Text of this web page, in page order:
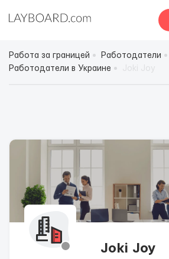
Работа за границей
Работодатели
Работодатели в Украине
Joki Joy